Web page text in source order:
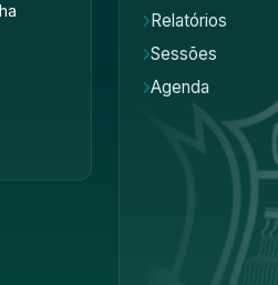
Relatórios
Sessões
Agenda